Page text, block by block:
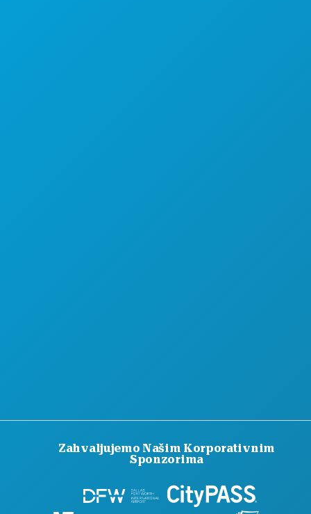
Zahvaljujemo Našim Korporativnim
Sponzorima